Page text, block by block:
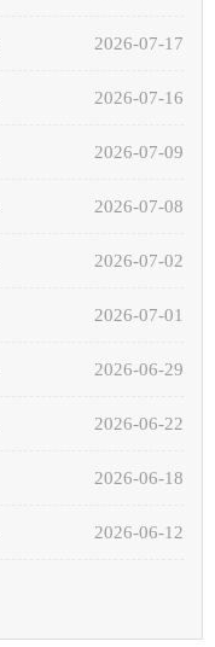
2026-07-17
2026-07-16
2026-07-09
2026-07-08
2026-07-02
2026-07-01
2026-06-29
2026-06-22
2026-06-18
2026-06-12